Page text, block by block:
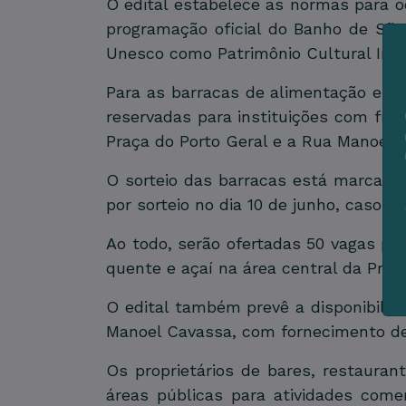
O edital estabelece as normas para
programação oficial do Banho de
Unesco como Patrimônio Cultural
Para as barracas de alimentação e
reservadas para instituições com
Praça do Porto Geral e a Rua
O sorteio das barracas está
por sorteio no dia 10 de junho, caso
Ao todo, serão ofertadas 50 vagas
quente e açaí na área central da
O edital também prevê a
Manoel Cavassa, com fornecimento
Os proprietários de bares,
áreas públicas para atividades